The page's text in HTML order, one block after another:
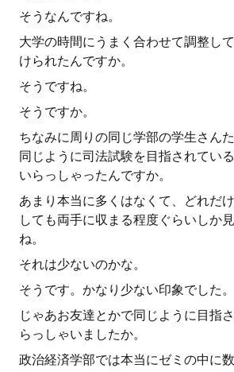
そうなんですね。
大学の時間にうまく合わせて調整し
けられたんですか。
そうですね。
そうですか。
ちなみに周りの同じ学部の学生さん
同じように司法試験を目指されてい
いらっしゃったんですか。
あまり本当に多くはなくて、どれだ
しても両手に収まる程度ぐらいしか
ね。
それは少ないのかな。
そうです。かなり少ない印象でした。
じゃあお友達とかで同じように目指
らっしゃいましたか。
政治経済学部では本当にゼミの中に